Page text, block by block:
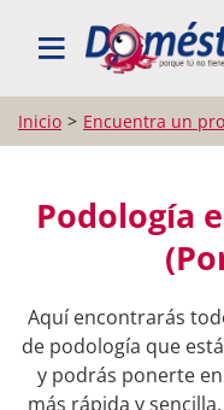
BUSCAR
Inicio Encuentra un
Podología
Aquí encontrarás
de podología que
y podrás ponerte
más rápida y